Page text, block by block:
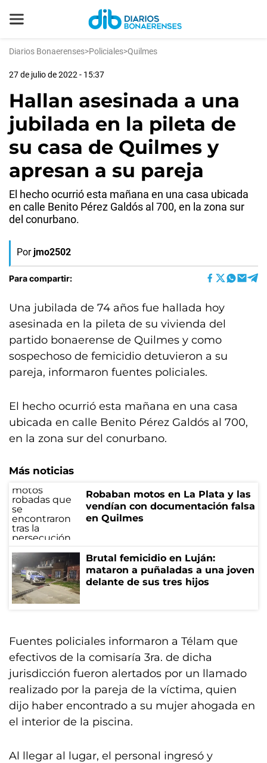
Diarios Bonaerenses>Policiales>Quilmes
27 de julio de 2022 - 15:37
Hallan asesinada a una
jubilada en la pileta de
su casa de Quilmes y
apresan a su pareja
El hecho ocurrió esta mañana en una casa ubicada
en calle Benito Pérez Galdós al 700, en la zona sur
del conurbano.
Por jmo2502
Para compartir:
Una jubilada de 74 años fue hallada hoy
asesinada en la pileta de su vivienda del
partido bonaerense de Quilmes y como
sospechoso de femicidio detuvieron a su
pareja, informaron fuentes policiales.
El hecho ocurrió esta mañana en una casa
ubicada en calle Benito Pérez Galdós al 700,
en la zona sur del conurbano.
Más noticias
Robaban motos en La Plata y las
vendían con documentación falsa
en Quilmes
Brutal femicidio en Luján:
mataron a puñaladas a una joven
delante de sus tres hijos
Fuentes policiales informaron a Télam que
efectivos de la comisaría 3ra. de dicha
jurisdicción fueron alertados por un llamado
realizado por la pareja de la víctima, quien
dijo haber encontrado a su mujer ahogada en
el interior de la piscina.
Al llegar al lugar, el personal ingresó y